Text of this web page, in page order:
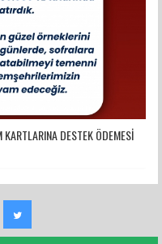
DESTEK ÖDEMESİ